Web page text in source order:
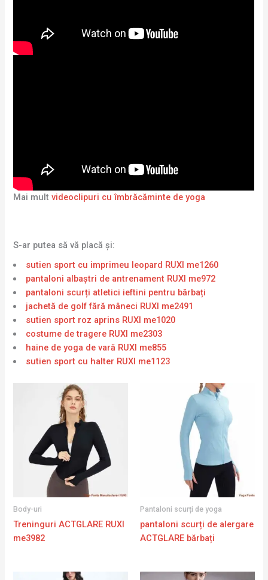
Mai multvideoclipuri cu îmbrăcăminte de yoga
S-ar putea să vă placă și:
sutien sport cu imprimeu leopard RUXI me1260
pantaloni albaștri de antrenament RUXI me972
pantaloni scurți atletici ieftini pentru bărbați
jachetă de golf fără mâneci RUXI me2491
sutien sport roz aprins RUXI me1020
costume de tragere RUXI me2303
haine de yoga de vară RUXI me855
sutien sport cu halter RUXI me1123
Body-uri
Treninguri ACTGLARE RUXI
me3982
Pantaloni scurți de yoga
pantaloni scurți de alergare
ACTGLARE bărbați